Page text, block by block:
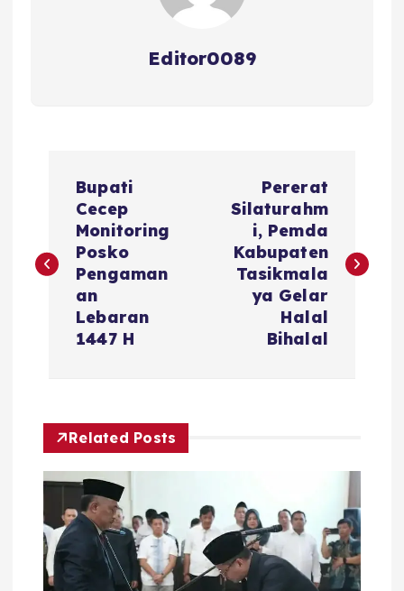
Editor0089
v
s
p
o
Bupati
Cecep
Monitoring
Posko
Pengaman
an
Lebaran
1447 H
Pererat
Silaturahm
i, Pemda
Kabupaten
Tasikmala
ya Gelar
Halal
Bihalal
Related Posts